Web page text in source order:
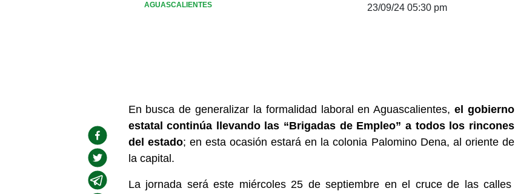
AGUASCALIENTES 23/09/24 05:30 pm
En busca de generalizar la formalidad laboral en Aguascalientes,el gobierno
estatal continúa llevando las “Brigadas de Empleo” a todos los rincones
del estado; en esta ocasión estará en la colonia Palomino Dena, al oriente de
la capital.
La jornada será este miércoles 25 de septiembre en el cruce de las calles